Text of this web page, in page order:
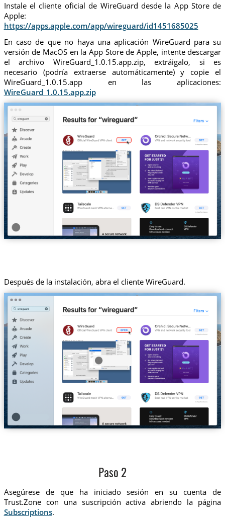
Instale el cliente oficial de WireGuard desde la App Store de
Apple:
https://apps.apple.com/app/wireguard/id1451685025
En caso de que no haya una aplicación WireGuard para su
versión de MacOS en la App Store de Apple, intente descargar
el archivo WireGuard_1.0.15.app.zip, extráigalo, si es
necesario (podría extraerse automáticamente) y copie el
WireGuard_1.0.15.app en las aplicaciones:
WireGuard_1.0.15.app.zip
Después de la instalación, abra el cliente WireGuard.
Paso 2
Asegúrese de que ha iniciado sesión en su cuenta de
Trust.Zone con una suscripción activa abriendo la página
Subscriptions.